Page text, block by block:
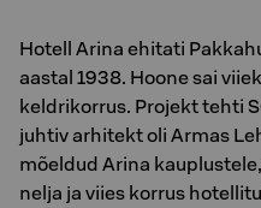
Hotell Arina ehitati
aastal 1938. Hoone sai
keldrikorrus. Projekt tehti
juhtiv arhitekt oli Armas
mõeldud Arina
nelja ja viies korrus